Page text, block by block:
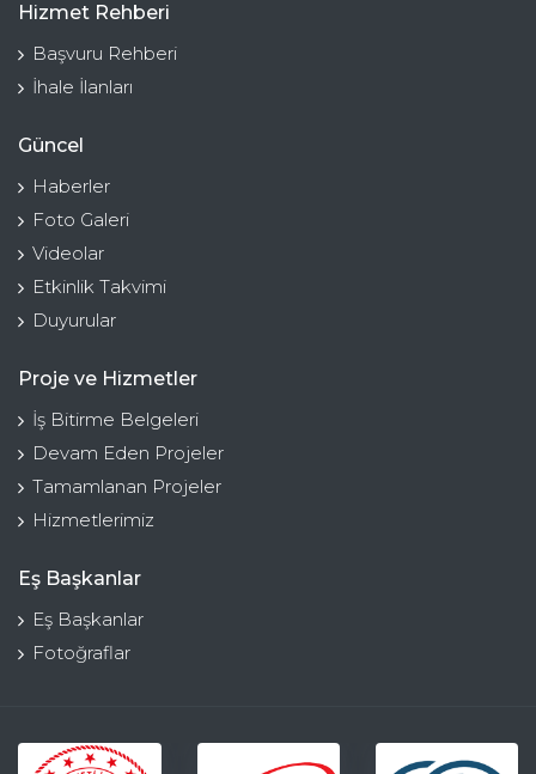
Hizmet Rehberi
Başvuru Rehberi
İhale İlanları
Güncel
Haberler
Foto Galeri
Videolar
Etkinlik Takvimi
Duyurular
Proje ve Hizmetler
İş Bitirme Belgeleri
Devam Eden Projeler
Tamamlanan Projeler
Hizmetlerimiz
Eş Başkanlar
Eş Başkanlar
Fotoğraflar